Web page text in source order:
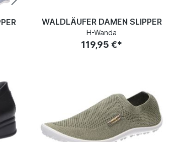
WALDLÄUFER DAMEN SLIPPER
H-Wanda
119,95 €*